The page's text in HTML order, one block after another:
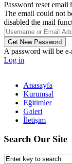
Password reset email
The email could not
disabled the mail
A password will be
Log in
Anasayfa
Kurumsal
Eğitimler
Galeri
İletişim
Search Our Site